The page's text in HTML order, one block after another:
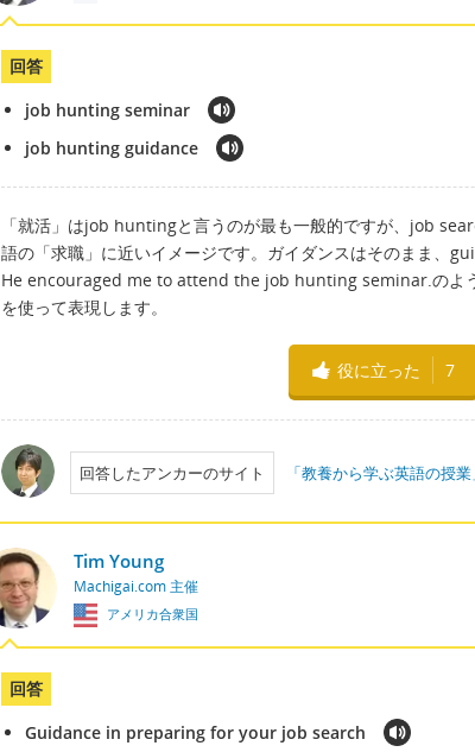
回答
job hunting seminar
job hunting guidance
「就活」はjob huntingと言うのが最も一般的ですが、job
語の「求職」に近いイメージです。ガイダンスはそのまま、
He encouraged me to attend the job hunting seminar.のよ
を使って表現します。
役に立った 7
回答したアンカーのサイト 「教養から学ぶ英語の授業
Tim Young
Machigai.com 主催
アメリカ合衆国
回答
Guidance in preparing for your job search